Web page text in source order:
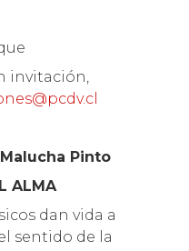
invitación,
Pinto
ALMA
dan vida a
sentido de la